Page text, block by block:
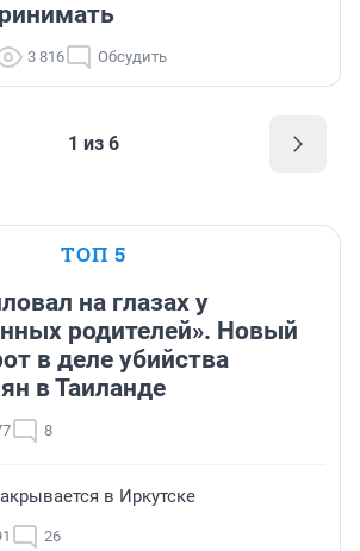
3 816 Обсудить
1 из 6
ТОП 5
на глазах у
родителей». Новый
в деле убийства
в Таиланде
8
в Иркутске
26